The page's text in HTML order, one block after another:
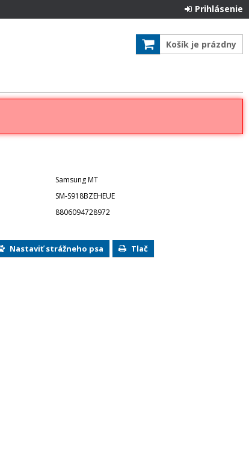
Prihlásenie
Košík je prázdny
Samsung MT
SM-S918BZEHEUE
8806094728972
Nastaviť strážneho psa Tlač